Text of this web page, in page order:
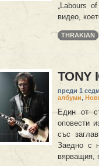
„Labours
видео,
THRAKIAN
TONY
преди 1
албуми,
Един от
оповести
със
Заедно с
вярващия,